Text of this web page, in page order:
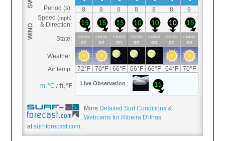
More Detailed Surf Conditions &
Webcams for Ribeira D'ilhas
atsurf-forecast.com.